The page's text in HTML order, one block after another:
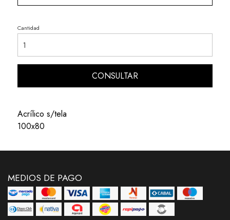
Cantidad
CONSULTAR
Acrílico s/tela
100x80
MEDIOS DE PAGO